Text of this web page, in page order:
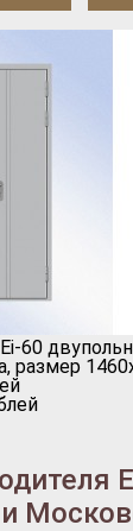
60
размер